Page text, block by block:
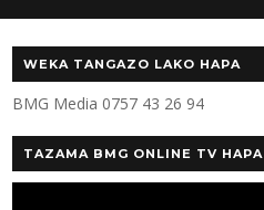
WEKA TANGAZO LAKO HAPA
BMG Media 0757 43 26 94
TAZAMA BMG ONLINE TV HAPA